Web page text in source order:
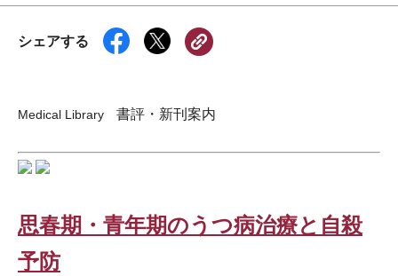
シェアする
Medical Library 書評・新刊案内
思春期・青年期のうつ病治療と自殺
予防